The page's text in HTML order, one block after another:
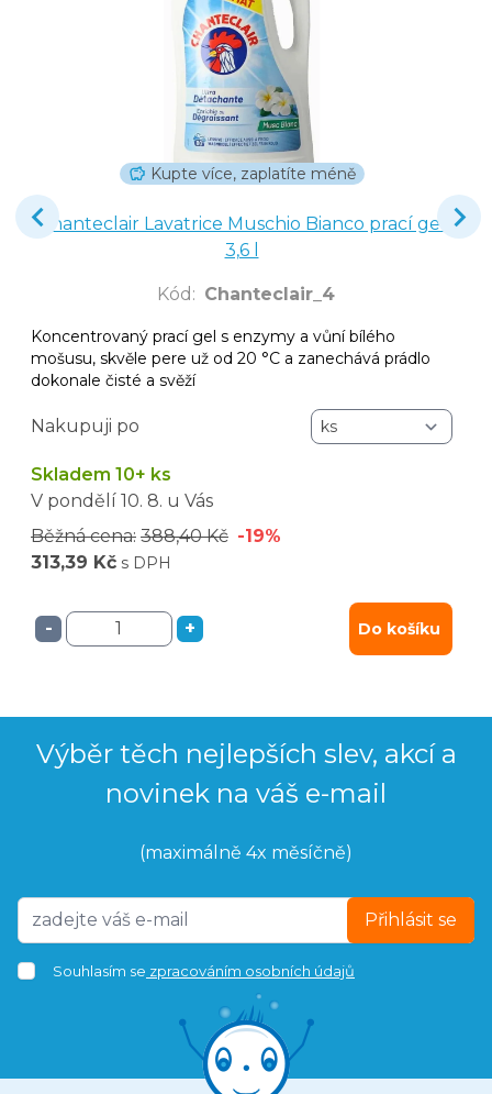
Kupte více, zaplatíte méně
Chanteclair Lavatrice Muschio Bianco prací gel
3,6 l
Kód : Chanteclair_4
Koncentrovaný prací gel s enzymy a vůní bílého
mošusu, skvěle pere už od 20 °C a zanechává prádlo
dokonale čisté a svěží
Nakupuji po
Skladem 10+ ks
V pondělí 10. 8. u Vás
Běžná cena: 388,40 Kč -19%
313,39 Kč s DPH
- + Do košíku
Výběr těch nejlepších slev, akcí a
novinek na váš e-mail
(maximálně 4x měsíčně)
Přihlásit se
Souhlasím se zpracováním osobních údajů